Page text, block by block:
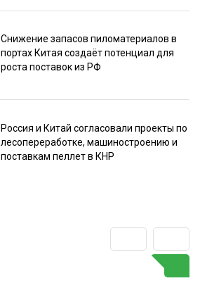
Снижение запасов пиломатериалов в
портах Китая создаёт потенциал для
роста поставок из РФ
Россия и Китай согласовали проекты по
лесопереработке, машиностроению и
поставкам пеллет в КНР